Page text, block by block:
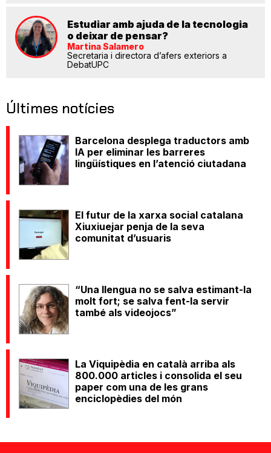
Estudiar amb ajuda de la tecnologia
o deixar de pensar?
Martina Salamero
Secretaria i directora d’afers exteriors a
DebatUPC
Últimes notícies
Barcelona desplega traductors amb
IA per eliminar les barreres
lingüístiques en l’atenció ciutadana
El futur de la xarxa social catalana
Xiuxiuejar penja de la seva
comunitat d’usuaris
“Una llengua no se salva estimant-la
molt fort; se salva fent-la servir
també als videojocs”
La Viquipèdia en català arriba als
800.000 articles i consolida el seu
paper com una de les grans
enciclopèdies del món